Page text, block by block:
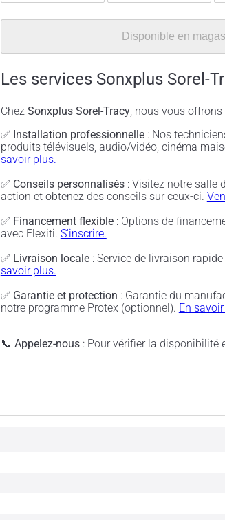
Disponible en
Les services Sonxplus Sorel-
Chez Sonxplus Sorel-Tracy, nous vous offrons
✅ Installation professionnelle: Nos
produits télévisuels, audio/vidéo, cinéma
savoir plus.
✅ Conseils personnalisés: Visitez notre salle
action et obtenez des conseils sur ceux-ci.
✅ Financement flexible: Options de
avec Flexiti. S'inscrire.
✅ Livraison locale: Service de livraison
savoir plus.
✅ Garantie et protection : Garantie du
notre programme Protex (optionnel). En
📞 Appelez-nous: Pour vérifier la disponibilité